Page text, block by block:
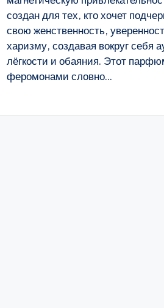
создан для тех, кто хочет
свою женственность,
харизму, создавая вокруг себя
лёгкости и обаяния. Этот
феромонами словно...